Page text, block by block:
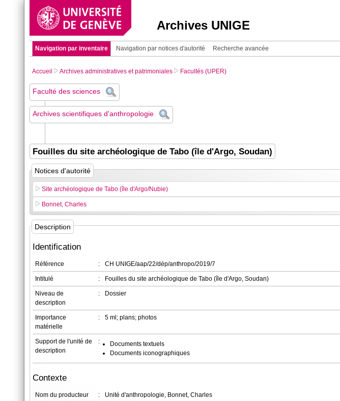
Archives UNIGE
Navigation par inventaire Navigation par notices d'autorité Recherche avancée
Accueil Archives administratives et patrimoniales Facultés (UPER)
Faculté des sciences
Archives scientifiques d'anthropologie
Fouilles du site archéologique de Tabo (île d'Argo, Soudan)
Notices d'autorité
Site archéologique de Tabo (île d'Argo/Nubie)
Bonnet, Charles
Description
Identification
Référence : CH UNIGE/aap/22/dép/anthropo/2019/7
Intitulé : Fouilles du site archéologique de Tabo (île d'Argo, Soudan)
Niveau de
description
: Dossier
Importance
matérielle
: 5 ml; plans; photos
Support de l'unité de
description
:
Documents textuels
Documents iconographiques
Contexte
Nom du producteur : Unité d'anthropologie, Bonnet, Charles